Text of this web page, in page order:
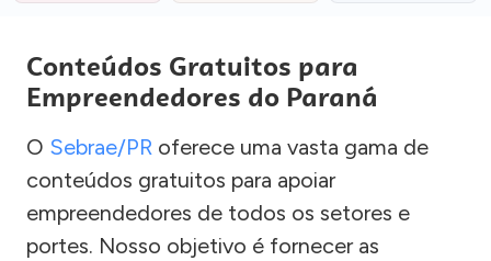
Conteúdos Gratuitos para
Empreendedores do Paraná
O Sebrae/PR oferece uma vasta gama de
conteúdos gratuitos para apoiar
empreendedores de todos os setores e
portes. Nosso objetivo é fornecer as